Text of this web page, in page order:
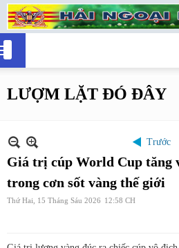
LƯỢM LẶT ĐÓ ĐÂY
Trước
Giá trị cúp World Cup tăng
trong cơn sốt vàng thế giới
Thứ Hai, 15 Tháng Sáu 2026 12:58 CH